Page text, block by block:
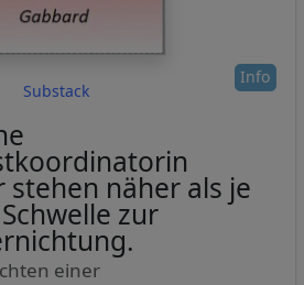
Substack
Info
stehen näher als je
zur
einer